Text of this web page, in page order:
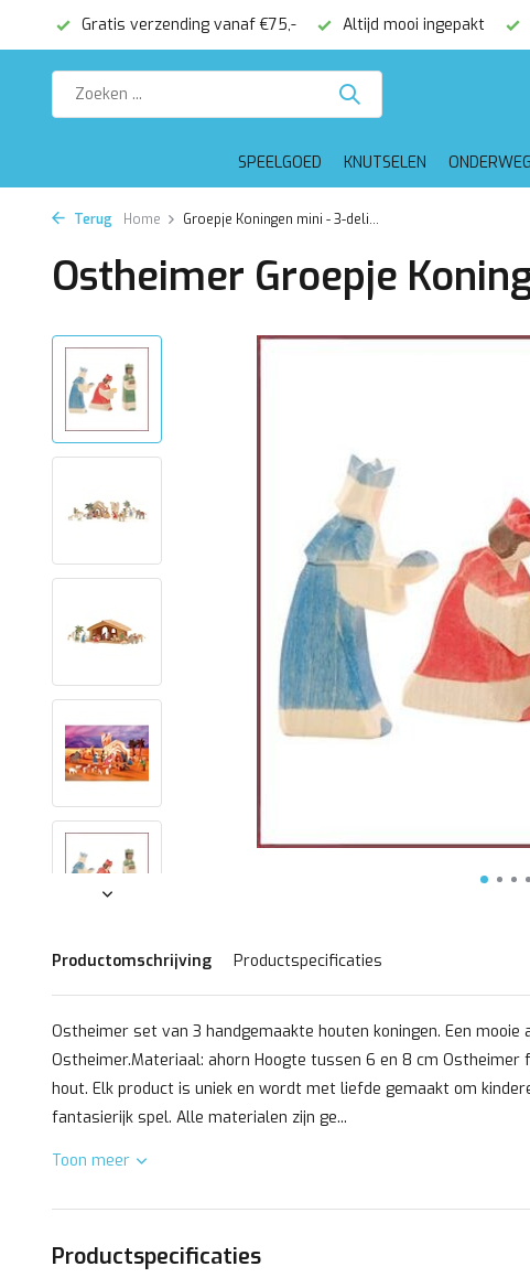
Gratis verzending vanaf €75,- Altijd mooi ingepakt
SPEELGOED KNUTSELEN ONDERWEG
Terug Home Groepje Koningen mini - 3-deli...
Ostheimer Groepje
Productomschrijving Productspecificaties
Ostheimer set van 3 handgemaakte houten koningen. Een
Ostheimer.Materiaal: ahorn Hoogte tussen 6 en 8 cm Ostheimer
hout. Elk product is uniek en wordt met liefde gemaakt om
fantasierijk spel. Alle materialen zijn ge...
Toon meer
Productspecificaties